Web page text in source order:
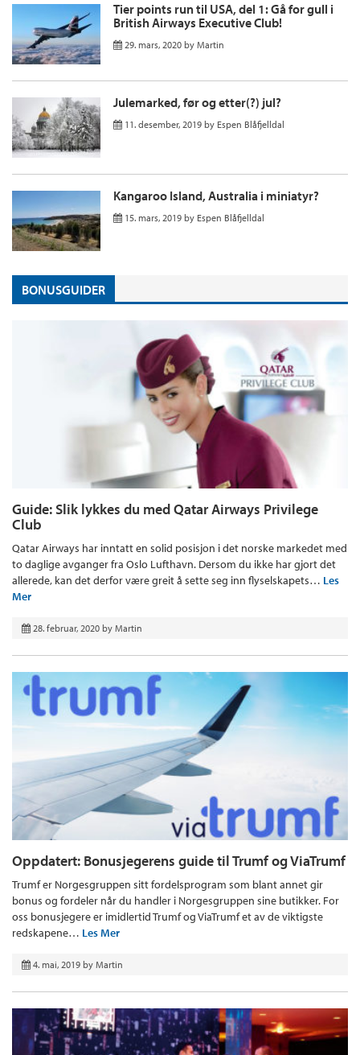
Tier points run til USA, del 1: Gå for gull i
British Airways Executive Club!
29. mars, 2020 by Martin
Julemarked, før og etter(?) jul?
11. desember, 2019 by Espen Blåfjelldal
Kangaroo Island, Australia i miniatyr?
15. mars, 2019 by Espen Blåfjelldal
BONUSGUIDER
Guide: Slik lykkes du med Qatar Airways Privilege
Club
Qatar Airways har inntatt en solid posisjon i det norske markedet med
to daglige avganger fra Oslo Lufthavn. Dersom du ikke har gjort det
allerede, kan det derfor være greit å sette seg inn flyselskapets… Les
Mer
28. februar, 2020 by Martin
Oppdatert: Bonusjegerens guide til Trumf og ViaTrumf
Trumf er Norgesgruppen sitt fordelsprogram som blant annet gir
bonus og fordeler når du handler i Norgesgruppen sine butikker. For
oss bonusjegere er imidlertid Trumf og ViaTrumf et av de viktigste
redskapene… Les Mer
4. mai, 2019 by Martin